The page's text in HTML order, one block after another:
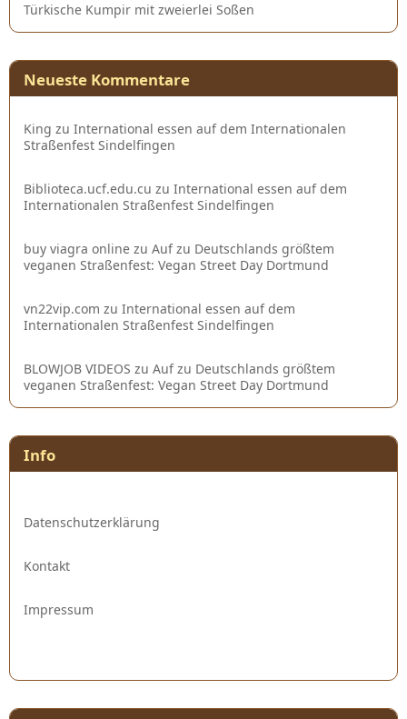
Türkische Kumpir mit zweierlei Soßen
Neueste Kommentare
King zu International essen auf dem Internationalen
Straßenfest Sindelfingen
Biblioteca.ucf.edu.cu zu International essen auf dem
Internationalen Straßenfest Sindelfingen
buy viagra online zu Auf zu Deutschlands größtem
veganen Straßenfest: Vegan Street Day Dortmund
vn22vip.com zu International essen auf dem
Internationalen Straßenfest Sindelfingen
BLOWJOB VIDEOS zu Auf zu Deutschlands größtem
veganen Straßenfest: Vegan Street Day Dortmund
Info
Datenschutzerklärung
Kontakt
Impressum